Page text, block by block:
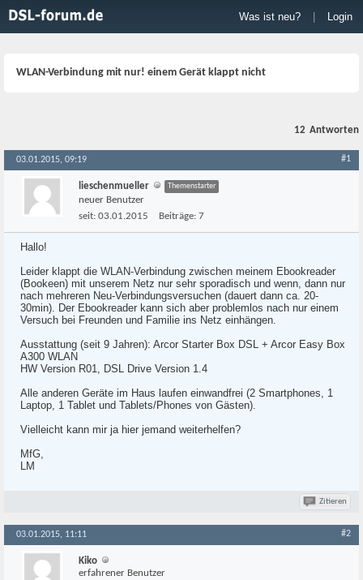
Was ist neu? Login
WLAN-Verbindung mit nur! einem Gerät klappt nicht
12 Antworten
03.01.2015, 09:19 #1
lieschenmueller Themenstarter
neuer Benutzer
seit: 03.01.2015 Beiträge: 7
Hallo!
Leider klappt die WLAN-Verbindung zwischen meinem Ebookreader
(Bookeen) mit unserem Netz nur sehr sporadisch und wenn, dann nur
nach mehreren Neu-Verbindungsversuchen (dauert dann ca. 20-
30min). Der Ebookreader kann sich aber problemlos nach nur einem
Versuch bei Freunden und Familie ins Netz einhängen.
Ausstattung (seit 9 Jahren): Arcor Starter Box DSL + Arcor Easy Box
A300 WLAN
HW Version R01, DSL Drive Version 1.4
Alle anderen Geräte im Haus laufen einwandfrei (2 Smartphones, 1
Laptop, 1 Tablet und Tablets/Phones von Gästen).
Vielleicht kann mir ja hier jemand weiterhelfen?
MfG,
LM
Zitieren
03.01.2015, 11:11 #2
Kiko
erfahrener Benutzer